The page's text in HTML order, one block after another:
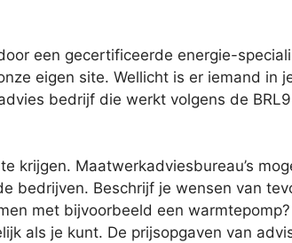
een gecertificeerde energie-
eigen site. Wellicht is er iemand in
bedrijf die werkt volgens de
krijgen. Maatwerkadviesbureau’s
bedrijven. Beschrijf je wensen van
met bijvoorbeeld een
als je kunt. De prijsopgaven van